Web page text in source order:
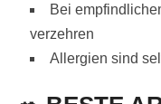
Bei
verzehren
Allergien sind